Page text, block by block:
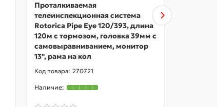
Проталкиваемая
телеинспекционная система
Rotorica Pipe Еуе 120/393, длина
120м с тормозом, головка 39мм с
самовыравниванием, монитор
13", рама на кол
270721